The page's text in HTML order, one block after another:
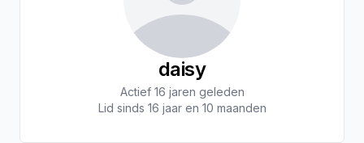
daisy
Actief 16 jaren geleden
Lid sinds 16 jaar en 10 maanden